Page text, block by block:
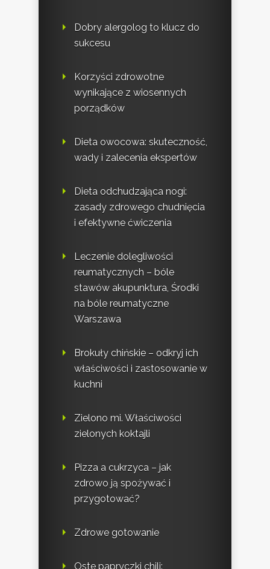
Dobry alergolog to klucz do
sukcesu
Korzyści zdrowotne
wynikające z wiosennych
porządków
Dieta owocowa: skuteczność,
wady i zalecenia ekspertów
Dieta odchudzająca nogi:
zasady zdrowego chudnięcia
i efektywne ćwiczenia
Leczenie dolegliwości
reumatycznych – bóle
stawów akupunktura, Środki
na bóle reumatyczne
Warszawa
Brokuły chińskie – odkryj ich
właściwości i zastosowanie w
kuchni
Zielono mi. Właściwości
zielonych koktajli
Pizza a cukrzyca – jak
zdrowo ją spożywać i
przygotować?
Zdrowe gotowanie
Oste papryczki chili: